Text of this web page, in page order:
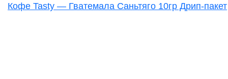
Кофе Tasty — Гватемала Саньтяго 10гр Дрип-пакет